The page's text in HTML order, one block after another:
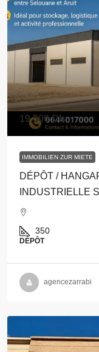
19,500 Dh
IMMOBILIEN ZUR MIETE
DÉPÔT /
INDUSTRIELLE
350
DÉPÔT
agencezarrabi